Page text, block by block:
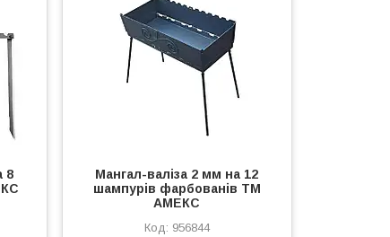
8
Мангал-валіза 2 мм на 12
шампурів фарбованів ТМ
АМЕКС
956844